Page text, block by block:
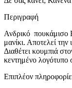
Περιγραφή
Ανδρικό πουκάμισο
μανίκι. Αποτελεί την
Διαθέτει κουμπιά
κεντημένο
Επιπλέον